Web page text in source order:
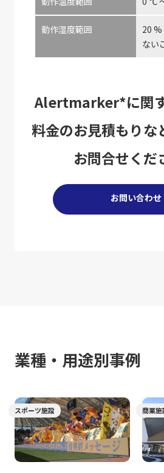
動作湿度範囲
20 %
ない
Alertmarker*に関す
料金のお見積もりな
お問合せくだ
お問い合わせ
業種・⽤途別事例
スポーツ施設 商業施